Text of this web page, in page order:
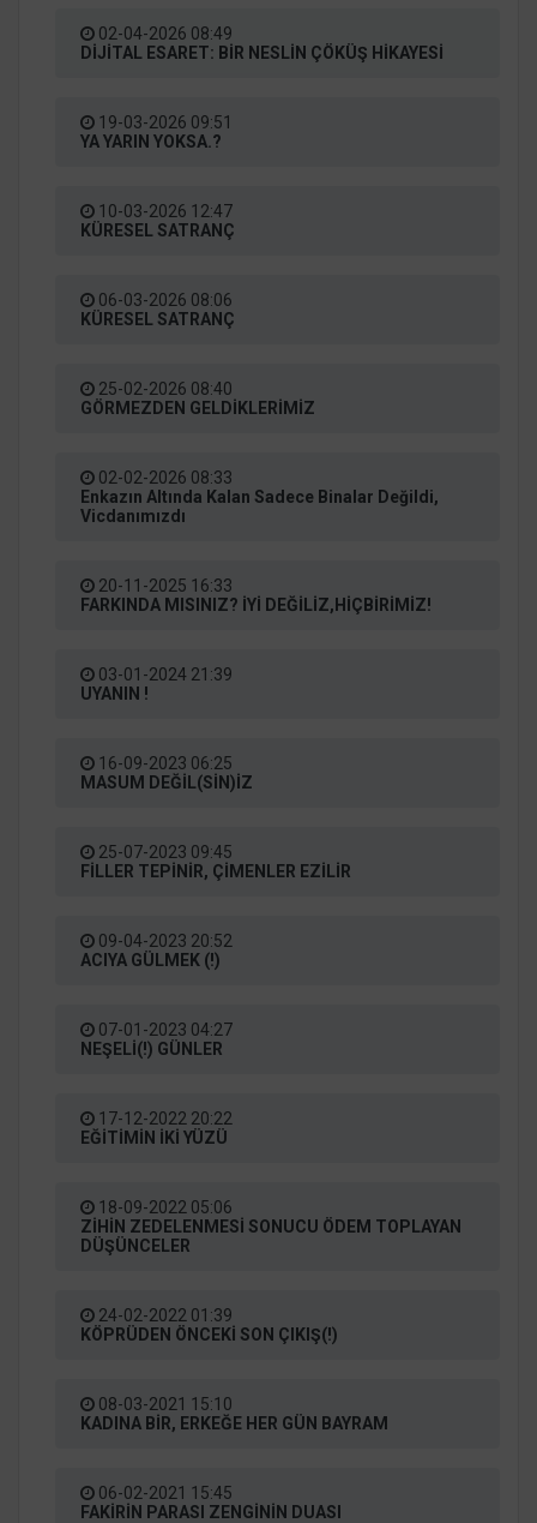
02-04-2026 08:49
DİJİTAL ESARET: BİR NESLİN ÇÖKÜŞ HİKAYESİ
19-03-2026 09:51
YA YARIN YOKSA.?
10-03-2026 12:47
KÜRESEL SATRANÇ
06-03-2026 08:06
KÜRESEL SATRANÇ
25-02-2026 08:40
GÖRMEZDEN GELDİKLERİMİZ
02-02-2026 08:33
Enkazın Altında Kalan Sadece Binalar Değildi,
Vicdanımızdı
20-11-2025 16:33
FARKINDA MISINIZ? İYİ DEĞİLİZ,HİÇBİRİMİZ!
03-01-2024 21:39
UYANIN !
16-09-2023 06:25
MASUM DEĞİL(SİN)İZ
25-07-2023 09:45
FİLLER TEPİNİR, ÇİMENLER EZİLİR
09-04-2023 20:52
ACIYA GÜLMEK (!)
07-01-2023 04:27
NEŞELİ(!) GÜNLER
17-12-2022 20:22
EĞİTİMİN İKİ YÜZÜ
18-09-2022 05:06
ZİHİN ZEDELENMESİ SONUCU ÖDEM TOPLAYAN
DÜŞÜNCELER
24-02-2022 01:39
KÖPRÜDEN ÖNCEKİ SON ÇIKIŞ(!)
08-03-2021 15:10
KADINA BİR, ERKEĞE HER GÜN BAYRAM
06-02-2021 15:45
FAKİRİN PARASI ZENGİNİN DUASI